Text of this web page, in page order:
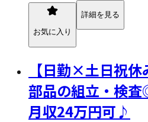
お気に入り
詳細を見る
【日勤×土日祝
部品の組立・検
月収24万円可♪